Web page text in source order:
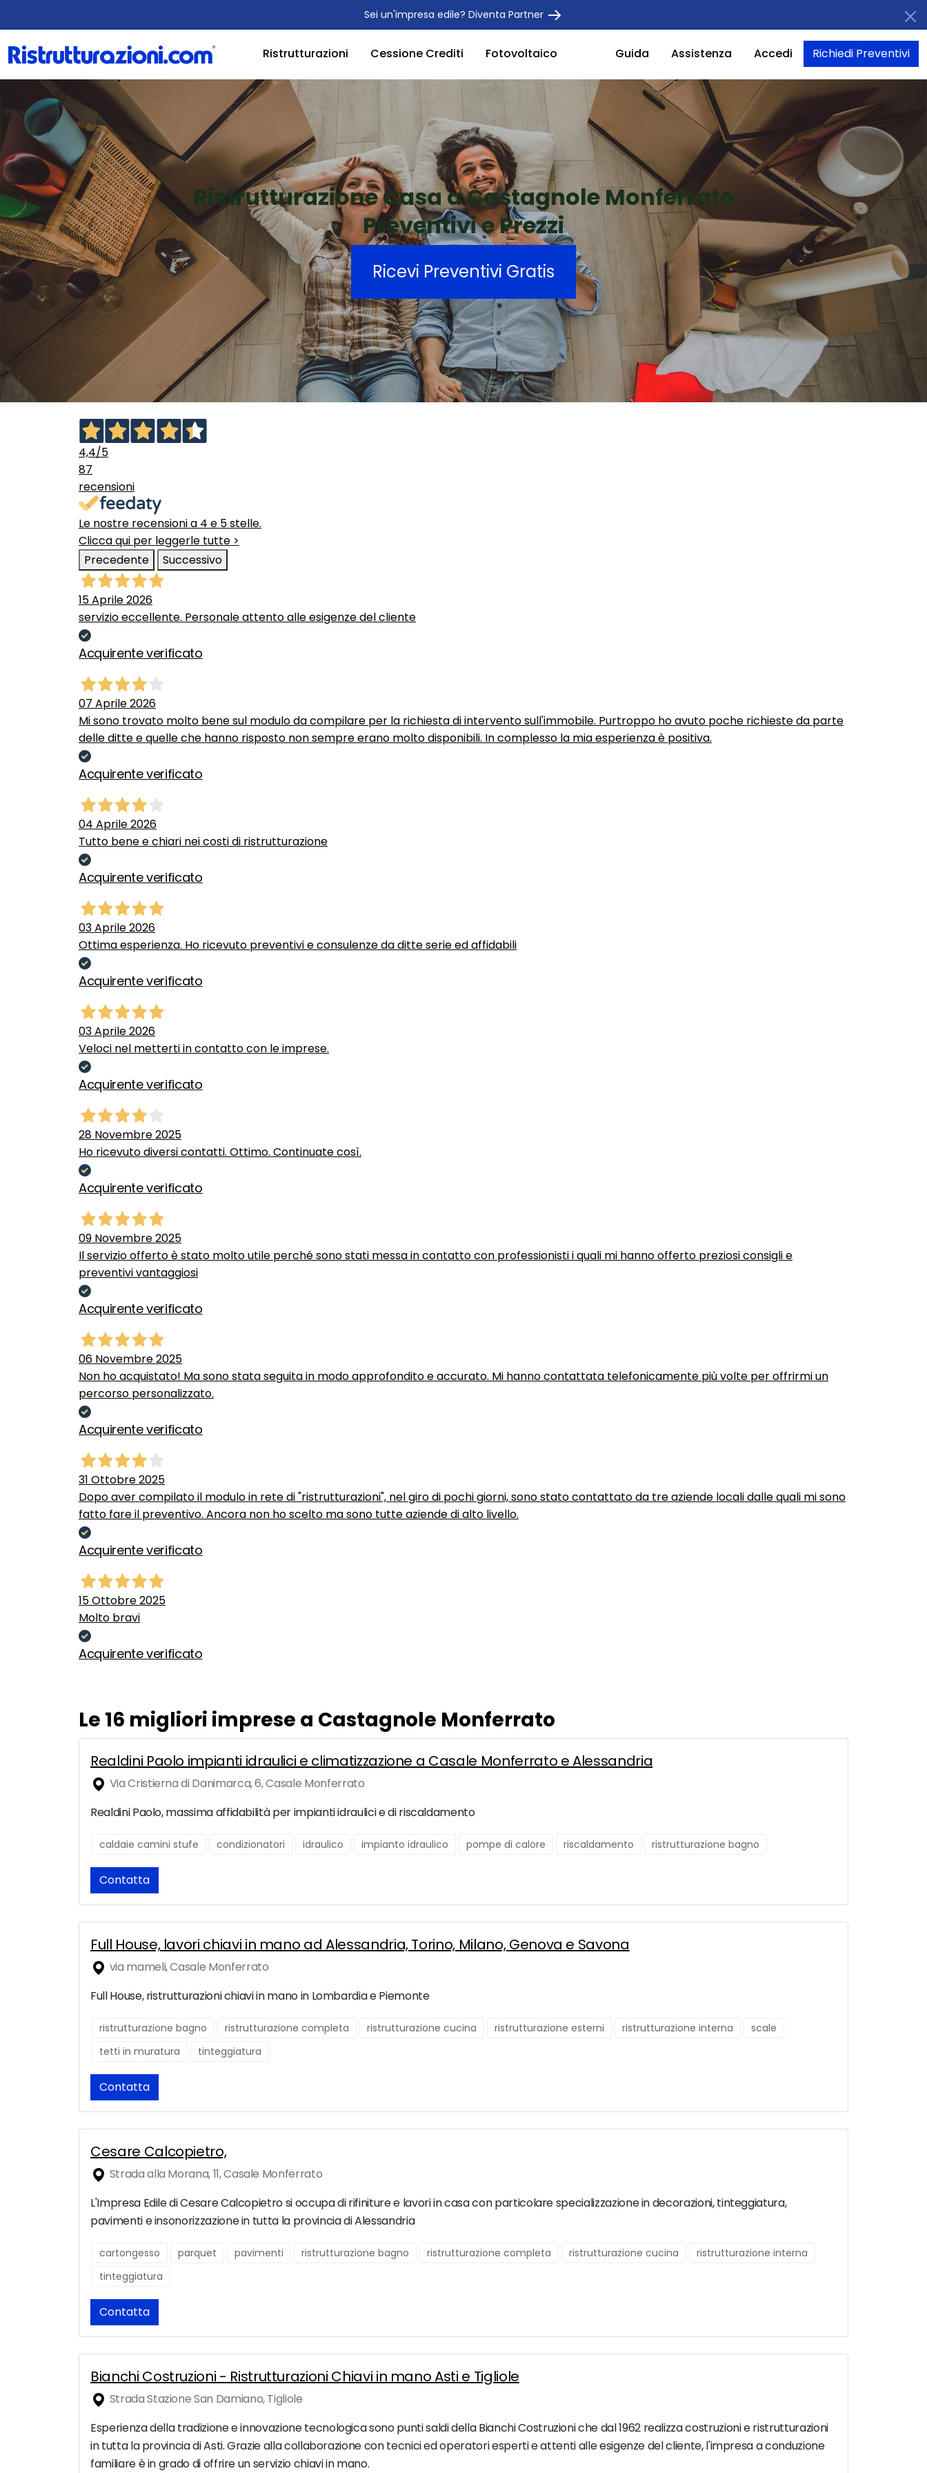
Sei un'impresa edile? Diventa Partner
Ristrutturazioni Cessione Crediti Fotovoltaico Guida Assistenza Accedi Richiedi Preventivi
Ristrutturazione Casa a Castagnole Monferrato
Preventivi e Prezzi
Ricevi Preventivi Gratis
4,4/5
87
recensioni
Le nostre recensioni a 4 e 5 stelle.
Clicca qui per leggerle tutte >
Precedente
Successivo
15 Aprile 2026
servizio eccellente. Personale attento alle esigenze del cliente
Acquirente verificato
07 Aprile 2026
Mi sono trovato molto bene sul modulo da compilare per la richiesta di intervento sull'immobile. Purtroppo ho avuto poche richieste da parte
delle ditte e quelle che hanno risposto non sempre erano molto disponibili. In complesso la mia esperienza è positiva.
Acquirente verificato
04 Aprile 2026
Tutto bene e chiari nei costi di ristrutturazione
Acquirente verificato
03 Aprile 2026
Ottima esperienza. Ho ricevuto preventivi e consulenze da ditte serie ed affidabili
Acquirente verificato
03 Aprile 2026
Veloci nel metterti in contatto con le imprese.
Acquirente verificato
28 Novembre 2025
Ho ricevuto diversi contatti. Ottimo. Continuate così.
Acquirente verificato
09 Novembre 2025
Il servizio offerto è stato molto utile perché sono stati messa in contatto con professionisti i quali mi hanno offerto preziosi consigli e
preventivi vantaggiosi
Acquirente verificato
06 Novembre 2025
Non ho acquistato! Ma sono stata seguita in modo approfondito e accurato. Mi hanno contattata telefonicamente più volte per offrirmi un
percorso personalizzato.
Acquirente verificato
31 Ottobre 2025
Dopo aver compilato il modulo in rete di "ristrutturazioni", nel giro di pochi giorni, sono stato contattato da tre aziende locali dalle quali mi sono
fatto fare il preventivo. Ancora non ho scelto ma sono tutte aziende di alto livello.
Acquirente verificato
15 Ottobre 2025
Molto bravi
Acquirente verificato
Le 16 migliori imprese a Castagnole Monferrato
Realdini Paolo impianti idraulici e climatizzazione a Casale Monferrato e Alessandria
Via Cristierna di Danimarca, 6, Casale Monferrato
Realdini Paolo, massima affidabilità per impianti idraulici e di riscaldamento
caldaie camini stufe condizionatori idraulico impianto idraulico pompe di calore riscaldamento ristrutturazione bagno
Contatta
Full House, lavori chiavi in mano ad Alessandria, Torino, Milano, Genova e Savona
via mameli, Casale Monferrato
Full House, ristrutturazioni chiavi in mano in Lombardia e Piemonte
ristrutturazione bagno ristrutturazione completa ristrutturazione cucina ristrutturazione esterni ristrutturazione interna
scale
tetti in muratura
tinteggiatura
Contatta
Cesare Calcopietro,
Strada alla Morana, 11, Casale Monferrato
L'Impresa Edile di Cesare Calcopietro si occupa di rifiniture e lavori in casa con particolare specializzazione in decorazioni, tinteggiatura,
pavimenti e insonorizzazione in tutta la provincia di Alessandria
cartongesso parquet pavimenti ristrutturazione bagno ristrutturazione completa ristrutturazione cucina
ristrutturazione interna
tinteggiatura
Contatta
Bianchi Costruzioni - Ristrutturazioni Chiavi in mano Asti e Tigliole
Strada Stazione San Damiano, Tigliole
Esperienza della tradizione e innovazione tecnologica sono punti saldi della Bianchi Costruzioni che dal 1962 realizza costruzioni e ristrutturazioni
in tutta la provincia di Asti. Grazie alla collaborazione con tecnici ed operatori esperti e attenti alle esigenze del cliente, l'impresa a conduzione
familiare è in grado di offrire un servizio chiavi in mano.